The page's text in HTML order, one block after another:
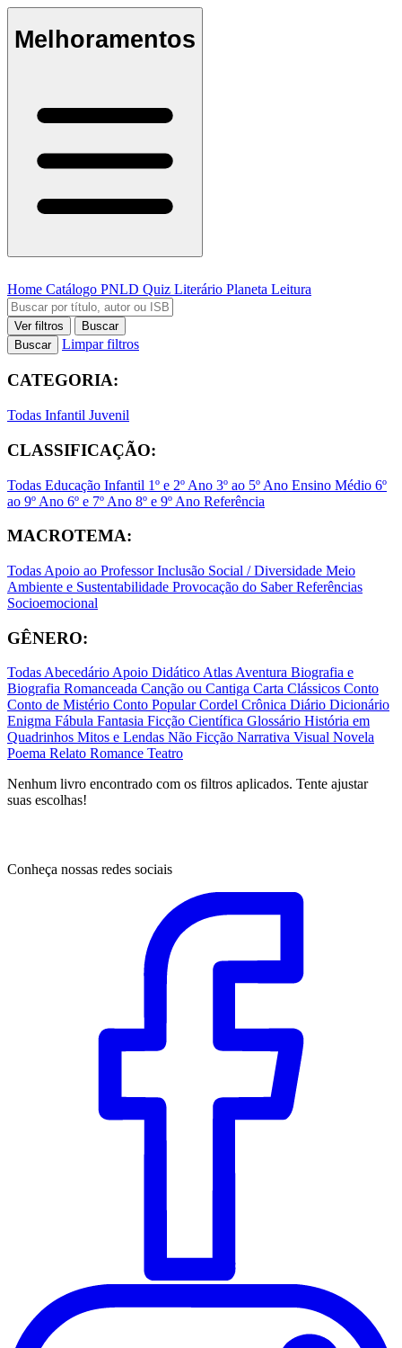
Melhoramentos
Home Catálogo PNLD Quiz Literário Planeta Leitura
Ver filtros
Buscar
Buscar
Limpar filtros
CATEGORIA:
Todas Infantil Juvenil
CLASSIFICAÇÃO:
Todas Educação Infantil 1º e 2º Ano 3º ao 5º Ano Ensino Médio 6º
ao 9º Ano 6º e 7º Ano 8º e 9º Ano Referência
MACROTEMA:
Todas Apoio ao ProfessorInclusão Social / Diversidade Meio
Ambiente e Sustentabilidade Provocação do SaberReferências
Socioemocional
GÊNERO:
TodasAbecedárioApoio DidáticoAtlasAventura Biografia e
Biografia Romanceada Canção ou Cantiga Carta Clássicos Conto
Conto de Mistério Conto PopularCordel Crônica Diário Dicionário
Enigma Fábula Fantasia Ficção Científica Glossário História em
Quadrinhos Mitos e Lendas Não Ficção Narrativa Visual Novela
Poema Relato Romance Teatro
Nenhum livro encontrado com os filtros aplicados. Tente ajustar
suas escolhas!
Conheça nossas redes sociais